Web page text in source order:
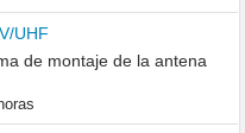
UHF
de montaje de la antena